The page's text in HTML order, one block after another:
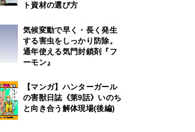
ト資材の選び方
気候変動で早く・長く発生
する害虫をしっかり防除。
通年使える気門封鎖剤『フ
ーモン』
【マンガ】ハンターガール
の害獣日誌《第9話》いのち
と向き合う解体現場(後編)